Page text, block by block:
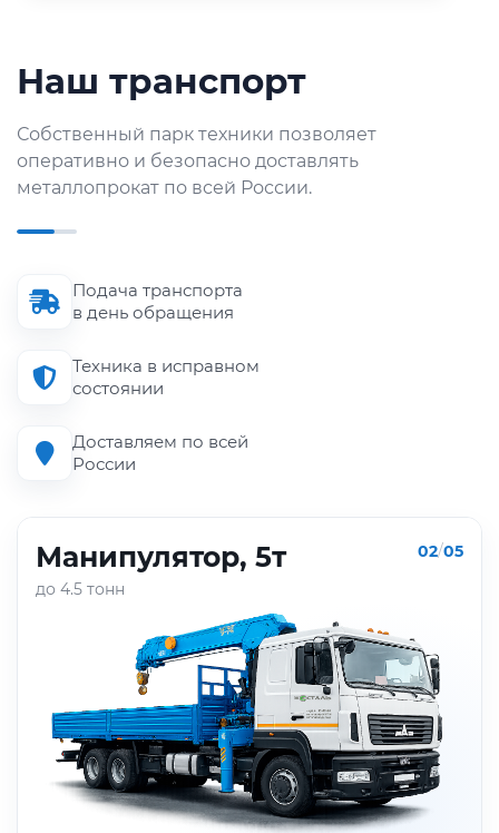
Наш транспорт
Собственный парк техники позволяет
оперативно и безопасно доставлять
металлопрокат по всей России.
Подача транспорта
в день обращения
Техника в исправном
состоянии
Доставляем по всей
России
Манипулятор, 5т
до 4.5 тонн
02/05